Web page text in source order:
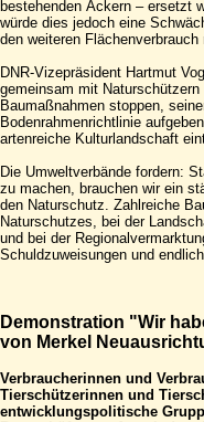
bestehenden Äckern – ersetzt
würde dies jedoch eine
den weiteren
DNR-Vizepräsident Hartmut
gemeinsam mit
Baumaßnahmen stoppen,
Bodenrahmenrichtlinie
artenreiche Kulturlandschaft
Die Umweltverbände fordern:
zu machen, brauchen wir ein
den Naturschutz. Zahlreiche
Naturschutzes, bei der
und bei der
Schuldzuweisungen und
Demonstration "Wir
von Merkel
Verbraucherinnen und
Tierschützerinnen und
entwicklungspolitische